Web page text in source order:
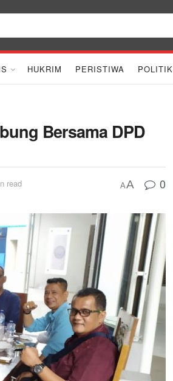
HUKRIM PERISTIWA POLITIK
Bersama DPD
read AA 0